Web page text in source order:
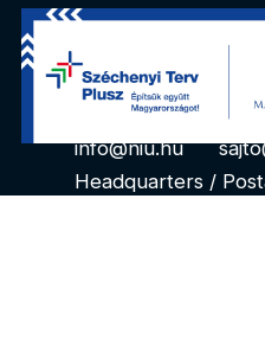
Contacts
info@niu.hu
Headquarters /